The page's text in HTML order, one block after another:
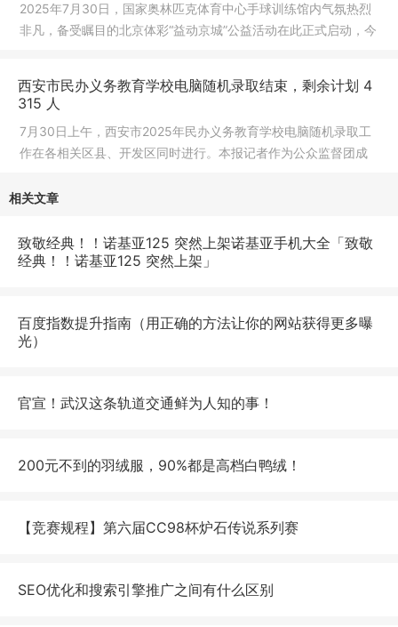
2025年7月30日，国家奥林匹克体育中心手球训练馆内气氛热烈
非凡，备受瞩目的北京体彩“益动京城”公益活动在此正式启动，今
西安市民办义务教育学校电脑随机录取结束，剩余计划 4
315 人
7月30日上午，西安市2025年民办义务教育学校电脑随机录取工
作在各相关区县、开发区同时进行。本报记者作为公众监督团成
相关文章
致敬经典！！诺基亚125 突然上架诺基亚手机大全「致敬
经典！！诺基亚125 突然上架」
百度指数提升指南（用正确的方法让你的网站获得更多曝
光）
官宣！武汉这条轨道交通鲜为人知的事！
200元不到的羽绒服，90%都是高档白鸭绒！
【竞赛规程】第六届CC98杯炉石传说系列赛
SEO优化和搜索引擎推广之间有什么区别